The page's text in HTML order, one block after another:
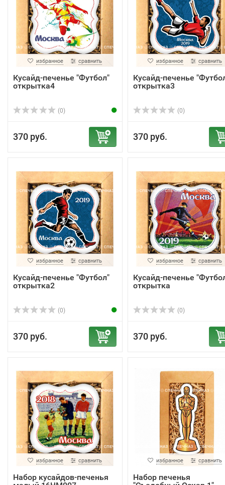
избранное сравнить
Кусайд-печенье "Футбол"
открытка4
(0)
370 руб.
избранное сравнить
Кусайд-печенье
открытка3
(0)
370 руб.
избранное сравнить
Кусайд-печенье "Футбол"
открытка2
(0)
370 руб.
избранное сравнить
Кусайд-печенье
открытка
(0)
370 руб.
избранное сравнить
Набор кусайдов-печенья
избранное сравнить
Набор печенья